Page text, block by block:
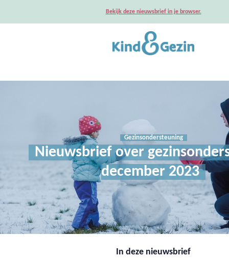
Bekijk deze nieuwsbrief in je browser.
Gezinsondersteuning
Nieuwsbrief over
december 2023
In deze nieuwsbrief